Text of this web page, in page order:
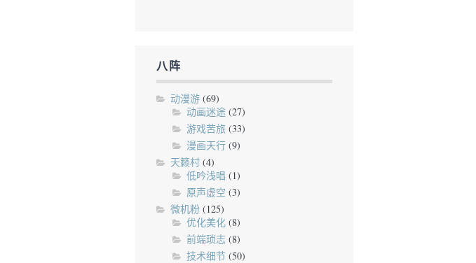
八阵
动漫游(69)
动画迷途(27)
游戏苦旅(33)
漫画天行(9)
天籁村(4)
低吟浅唱 (1)
原声虚空 (3)
微机粉(125)
优化美化(8)
前端琐志(8)
技术细节(50)